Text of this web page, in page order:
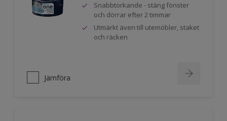
Snabbtorkande - stäng fönster
och dörrar efter 2 timmar
Utmärkt även till utemöbler, staket
och räcken
Jämföra